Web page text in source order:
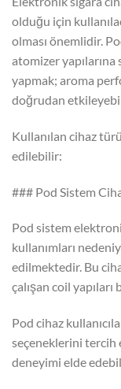
olduğu için
olması önemlidir.
atomizer
yapmak; aroma
doğrudan
Kullanılan cihaz
edilebilir:
### Pod Sistem
Pod sistem
kullanımları
edilmektedir. Bu
çalışan coil yapıları
Pod cihaz
seçeneklerini tercih
deneyimi elde